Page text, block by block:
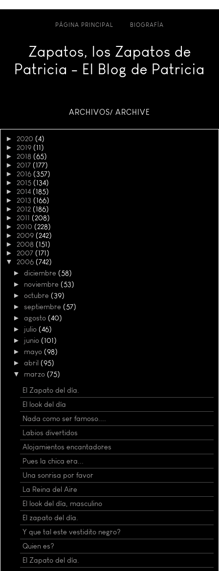
PÁGINA PRINCIPAL BIOGRAFÍA
Zapatos, los Zapatos de
Patricia - El Blog de Patricia
ARCHIVOS/ ARCHIVE
► 2020 (4)
► 2019 (11)
► 2018 (65)
► 2017 (177)
► 2016 (357)
► 2015 (134)
► 2014 (185)
► 2013 (166)
► 2012 (186)
► 2011 (208)
► 2010 (228)
► 2009 (242)
► 2008 (151)
► 2007 (171)
▼ 2006 (742)
► diciembre (58)
► noviembre (53)
► octubre (39)
► septiembre (57)
► agosto (40)
► julio (46)
► junio (101)
► mayo (98)
► abril (95)
▼ marzo (75)
El Zapato del día.
El look del día
Nada como ser famoso....
Labios divertidos
Alojamientos encantadores
Pues la chica era...
Una sonrisa por favor
La Reina del Aire
El look del día, masculino
El zapato del día.
Y que tal este vestidito negro?
Quien es?
El Zapato del día.